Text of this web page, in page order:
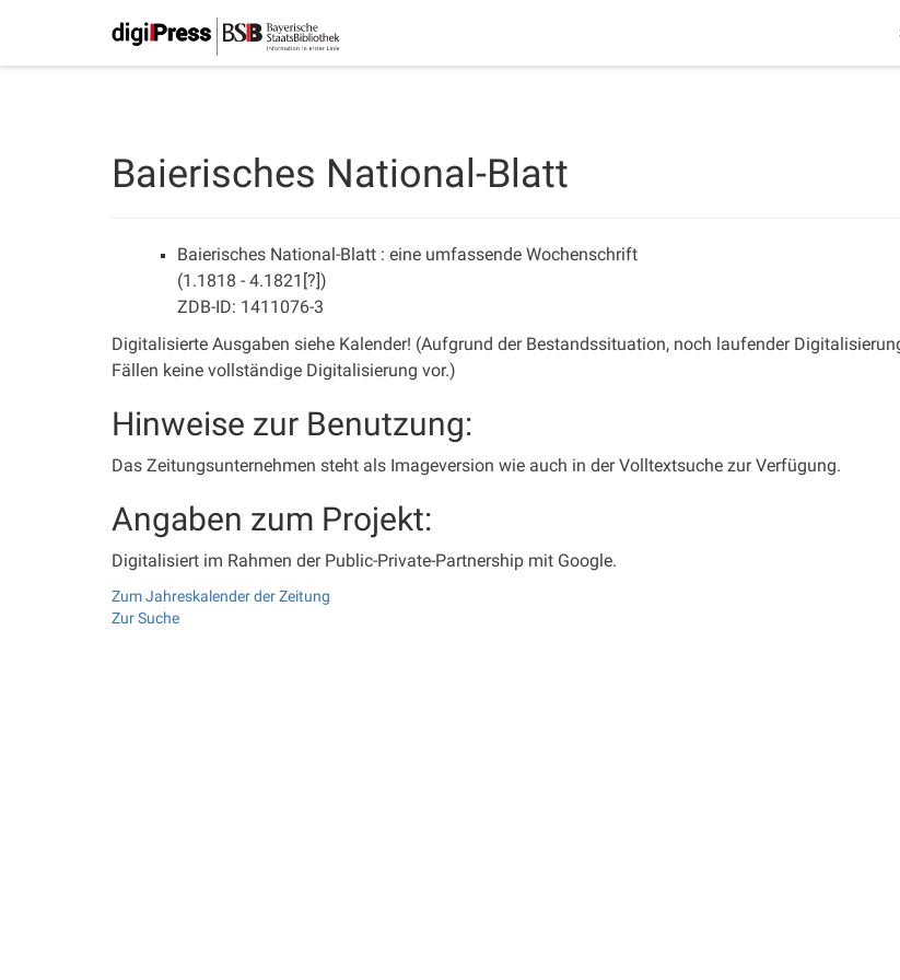
Baierisches National-Blatt
Baierisches National-Blatt : eine umfassende Wochenschrift
(1.1818 - 4.1821[?])
ZDB-ID: 1411076-3
Digitalisierte Ausgaben siehe Kalender! (Aufgrund der Bestandssituation, noch laufender
Fällen keine vollständige Digitalisierung vor.)
Hinweise zur Benutzung:
Das Zeitungsunternehmen steht als Imageversion wie auch in der Volltextsuche zur Verfügung.
Angaben zum Projekt:
Digitalisiert im Rahmen der Public-Private-Partnership mit Google.
Zum Jahreskalender der Zeitung
Zur Suche